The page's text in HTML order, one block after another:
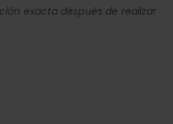
exacta después de realizar